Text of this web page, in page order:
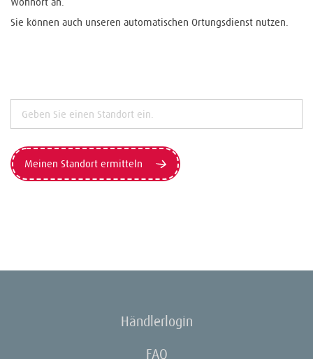
Sie können auch unseren automatischen Ortungsdienst nutzen.
Meinen Standort ermitteln
Händlerlogin
FAQ